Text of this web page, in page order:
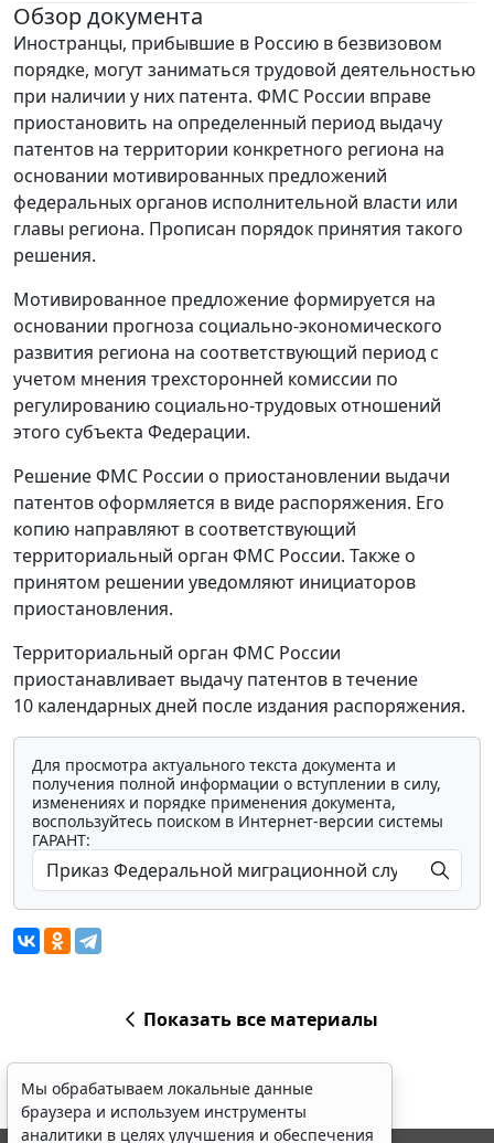
Обзор документа
Иностранцы, прибывшие в Россию в безвизовом
порядке, могут заниматься трудовой деятельностью
при наличии у них патента. ФМС России вправе
приостановить на определенный период выдачу
патентов на территории конкретного региона на
основании мотивированных предложений
федеральных органов исполнительной власти или
главы региона. Прописан порядок принятия такого
решения.
Мотивированное предложение формируется на
основании прогноза социально-экономического
развития региона на соответствующий период с
учетом мнения трехсторонней комиссии по
регулированию социально-трудовых отношений
этого субъекта Федерации.
Решение ФМС России о приостановлении выдачи
патентов оформляется в виде распоряжения. Его
копию направляют в соответствующий
территориальный орган ФМС России. Также о
принятом решении уведомляют инициаторов
приостановления.
Территориальный орган ФМС России
приостанавливает выдачу патентов в течение
10 календарных дней после издания распоряжения.
Для просмотра актуального текста документа и
получения полной информации о вступлении в силу,
изменениях и порядке применения документа,
воспользуйтесь поиском в Интернет-версии системы
ГАРАНТ:
Показать все материалы
Мы обрабатываем локальные данные
браузера и используем инструменты
аналитики в целях улучшения и обеспечения